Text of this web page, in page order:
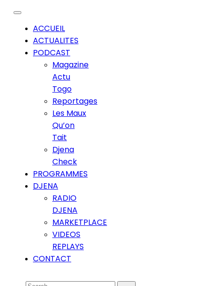
ACCUEIL
ACTUALITES
PODCAST
Magazine
Actu
Togo
Reportages
Les Maux
Qu’on
Tait
Djena
Check
PROGRAMMES
DJENA
RADIO
DJENA
MARKETPLACE
VIDEOS
REPLAYS
CONTACT